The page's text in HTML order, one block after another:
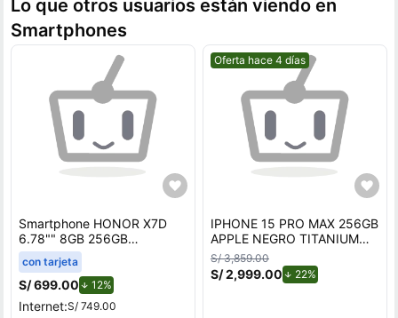
Lo que otros usuarios están viendo en
Smartphones
Smartphone HONOR X7D
6.78"" 8GB 256GB
108MP+2MP Negro
con tarjeta
S/ 699.00 12%
Internet:S/ 749.00
Mejor precio.
Oferta hace 4 días
IPHONE 15 PRO MAX 256GB
APPLE NEGRO TITANIUM
REACONDICIONADO
S/ 3,859.00
S/ 2,999.00 22%de descuento.